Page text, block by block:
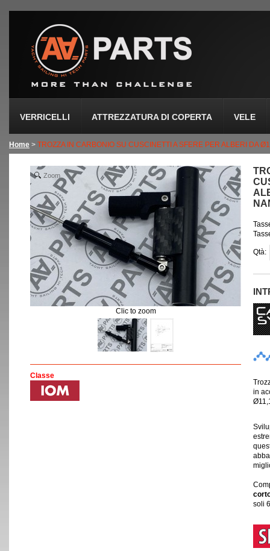
VERRICELLI ATTREZZATURA DI COPERTA VELE
Home > TROZZA IN CARBONIO SU CUSCINETTI A SFERE PER ALBERI DA
Qtà:
in
soli
Zoom
Clic to zoom
Classe